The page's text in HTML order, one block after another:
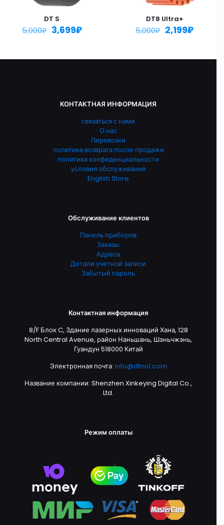
DT S
5,000₽ 3,699₽
DT8 Ultra+
5,000₽ 2,199₽
КОНТАКТНАЯ ИНФОРМАЦИЯ
связаться с нами
О нас
Перевозки
политика возврата после продажи
политика конфиденциальности
условия обслуживания
English Store
Обслуживание клиентов
Панель приборов
Заказы
Адреса
Детали учетной записи
Забытый пароль
Контактная информация
8/F Блок C, Здание лазерных инноваций Хана, 128
North Central Avenue, район Наньшань, Шэньчжэнь,
Гуандун 518000 Китай
Электронная почта: info@dtno1.com
Название компании: Shenzhen Xinkeying Digital Co.,
Ltd.
Режим оплаты